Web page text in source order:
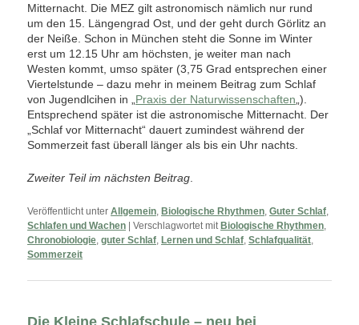
Mitternacht. Die MEZ gilt astronomisch nämlich nur rund
um den 15. Längengrad Ost, und der geht durch Görlitz an
der Neiße. Schon in München steht die Sonne im Winter
erst um 12.15 Uhr am höchsten, je weiter man nach
Westen kommt, umso später (3,75 Grad entsprechen einer
Viertelstunde – dazu mehr in meinem Beitrag zum Schlaf
von Jugendlcihen in „ Praxis der Naturwissenschaften „).
Entsprechend später ist die astronomische Mitternacht. Der
„Schlaf vor Mitternacht“ dauert zumindest während der
Sommerzeit fast überall länger als bis ein Uhr nachts.
Zweiter Teil im nächsten Beitrag.
Veröffentlicht unter Allgemein, Biologische Rhythmen,Guter Schlaf,
Schlafen und Wachen
|Verschlagwortet mit Biologische Rhythmen,
Chronobiologie,guter Schlaf, Lernen und Schlaf,Schlafqualität,
Sommerzeit
Die Kleine Schlafschule – neu bei